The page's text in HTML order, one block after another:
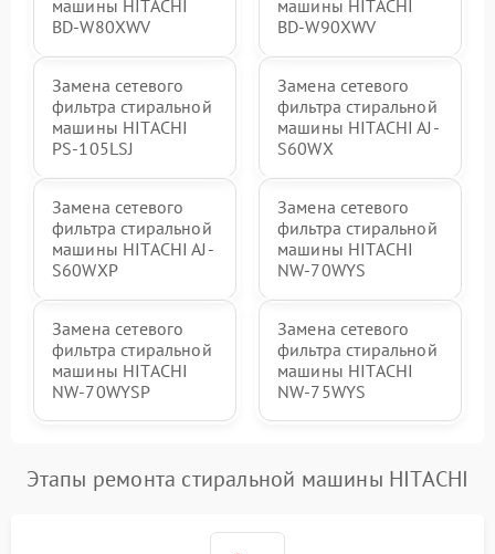
машины HITACHI
BD-W80XWV
машины HITACHI
BD-W90XWV
Замена сетевого
фильтра стиральной
машины HITACHI
PS-105LSJ
Замена сетевого
фильтра стиральной
машины HITACHI AJ-
S60WX
Замена сетевого
фильтра стиральной
машины HITACHI AJ-
S60WXP
Замена сетевого
фильтра стиральной
машины HITACHI
NW-70WYS
Замена сетевого
фильтра стиральной
машины HITACHI
NW-70WYSP
Замена сетевого
фильтра стиральной
машины HITACHI
NW-75WYS
Этапы ремонта стиральной машины HITACHI